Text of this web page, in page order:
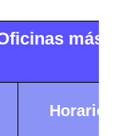
más
Horario